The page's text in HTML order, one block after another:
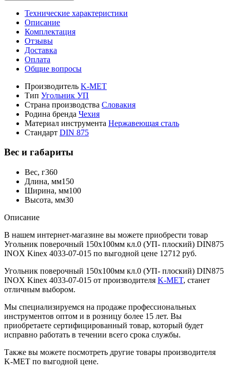
Технические характеристики
Описание
Комплектация
Отзывы
Доставка
Оплата
Общие вопросы
Производитель K-MET
Тип Угольник УП
Страна производства Словакия
Родина бренда Чехия
Материал инструмента Нержавеющая сталь
Стандарт DIN 875
Вес и габариты
Вес, г360
Длина, мм150
Ширина, мм100
Высота, мм30
Описание
В нашем интернет-магазине вы можете приобрести товар
Угольник поверочный 150х100мм кл.0 (УП- плоский) DIN875
INOX Kinex 4033-07-015 по выгодной цене 12712 руб.
Угольник поверочный 150х100мм кл.0 (УП- плоский) DIN875
INOX Kinex 4033-07-015 от производителя K-MET, станет
отличным выбором.
Мы специализируемся на продаже профессиональных
инструментов оптом и в розницу более 15 лет. Вы
приобретаете сертифицированный товар, который будет
исправно работать в течении всего срока службы.
Также вы можете посмотреть другие товары производителя
K-MET по выгодной цене.